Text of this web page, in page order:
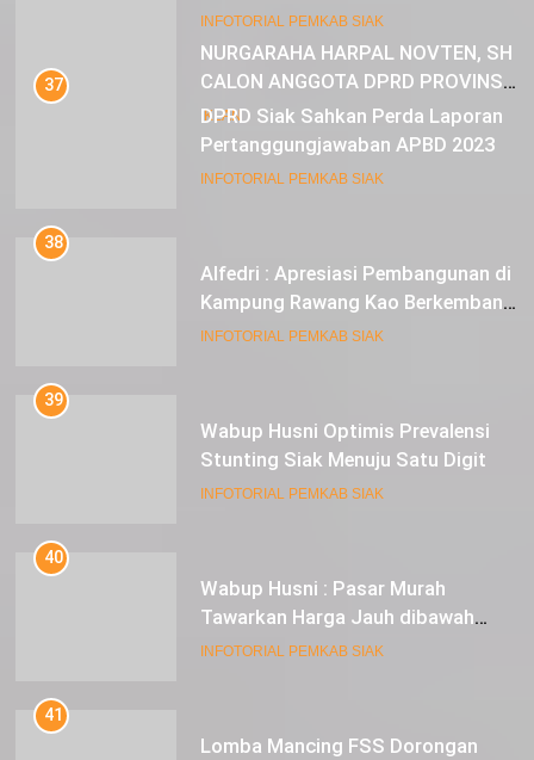
NURGARAHA HARPAL NOVTEN, SH
CALON ANGGOTA DPRD PROVINSI
DKI JAKARTA
IKLAN
INFOTORIAL PEMKAB SIAK
37
DPRD Siak Sahkan Perda Laporan
Pertanggungjawaban APBD 2023
INFOTORIAL PEMKAB SIAK
38
Alfedri : Apresiasi Pembangunan di
Kampung Rawang Kao Berkembang
Pesat
INFOTORIAL PEMKAB SIAK
39
Wabup Husni Optimis Prevalensi
Stunting Siak Menuju Satu Digit
INFOTORIAL PEMKAB SIAK
40
Wabup Husni : Pasar Murah
Tawarkan Harga Jauh dibawah
Pasar Tradisional
INFOTORIAL PEMKAB SIAK
41
Lomba Mancing FSS Dorongan